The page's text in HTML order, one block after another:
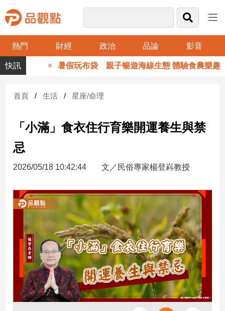
熱門 財經 政治 品論 影音
品
觀
財
台
財
新
產
經/
品
暑假玩布袋 親子暢遊海線生態 體驗食農樂趣
首頁 生活 星座/命理
「小滿」食衣住行育樂開運養生與禁
忌
2026/05/18 10:42:44 文／民俗專家楊登嵙教授